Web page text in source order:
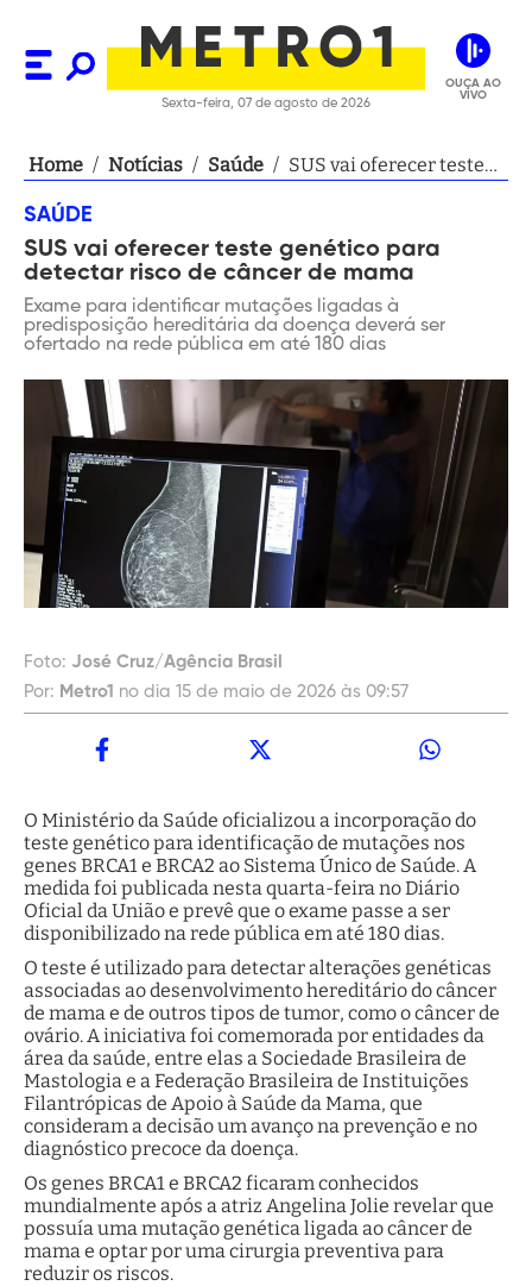
Sexta-feira, 07 de agosto de 2026
OUÇA AO
VIVO
Home / Notícias / Saúde / SUS vai oferecer teste
mama
SAÚDE
SUS vai oferecer teste genético para
detectar risco de câncer de mama
Exame para identificar mutações ligadas à
predisposição hereditária da doença deverá ser
ofertado na rede pública em até 180 dias
Foto: José Cruz/Agência Brasil
Por: Metro1 no dia 15 de maio de 2026 às 09:57
O Ministério da Saúde oficializou a incorporação do
teste genético para identificação de mutações nos
genes BRCA1 e BRCA2 ao Sistema Único de Saúde. A
medida foi publicada nesta quarta-feira no Diário
Oficial da União e prevê que o exame passe a ser
disponibilizado na rede pública em até 180 dias.
O teste é utilizado para detectar alterações genéticas
associadas ao desenvolvimento hereditário do câncer
de mama e de outros tipos de tumor, como o câncer de
ovário. A iniciativa foi comemorada por entidades da
área da saúde, entre elas a Sociedade Brasileira de
Mastologia e a Federação Brasileira de Instituições
Filantrópicas de Apoio à Saúde da Mama, que
consideram a decisão um avanço na prevenção e no
diagnóstico precoce da doença.
Os genes BRCA1 e BRCA2 ficaram conhecidos
mundialmente após a atriz Angelina Jolie revelar que
possuía uma mutação genética ligada ao câncer de
mama e optar por uma cirurgia preventiva para
reduzir os riscos.